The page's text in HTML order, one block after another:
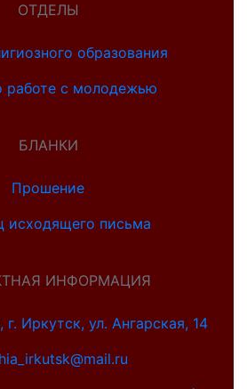
ОТДЕЛЫ
образования
работе с молодежью
БЛАНКИ
Прошение
исходящего письма
ИНФОРМАЦИЯ
Иркутск, ул. Ангарская, 14